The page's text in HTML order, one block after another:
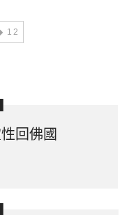
12
回佛國